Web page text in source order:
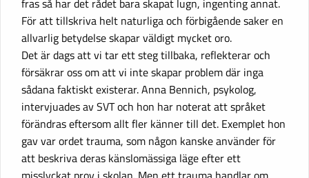
fras så har det rådet bara skapat lugn, ingenting annat.
För att tillskriva helt naturliga och förbigående saker en
allvarlig betydelse skapar väldigt mycket oro.
Det är dags att vi tar ett steg tillbaka, reflekterar och
försäkrar oss om att vi inte skapar problem där inga
sådana faktiskt existerar. Anna Bennich, psykolog,
intervjuades av SVT och hon har noterat att språket
förändras eftersom allt fler känner till det. Exemplet hon
gav var ordet trauma, som någon kanske använder för
att beskriva deras känslomässiga läge efter ett